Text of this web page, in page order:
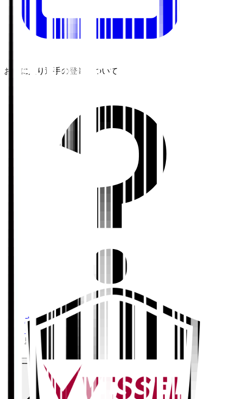
お気に入り選手の登録について
ホーム>
ヴィッセル神戸
里見 汰福
Ｊリーグ公式サービス